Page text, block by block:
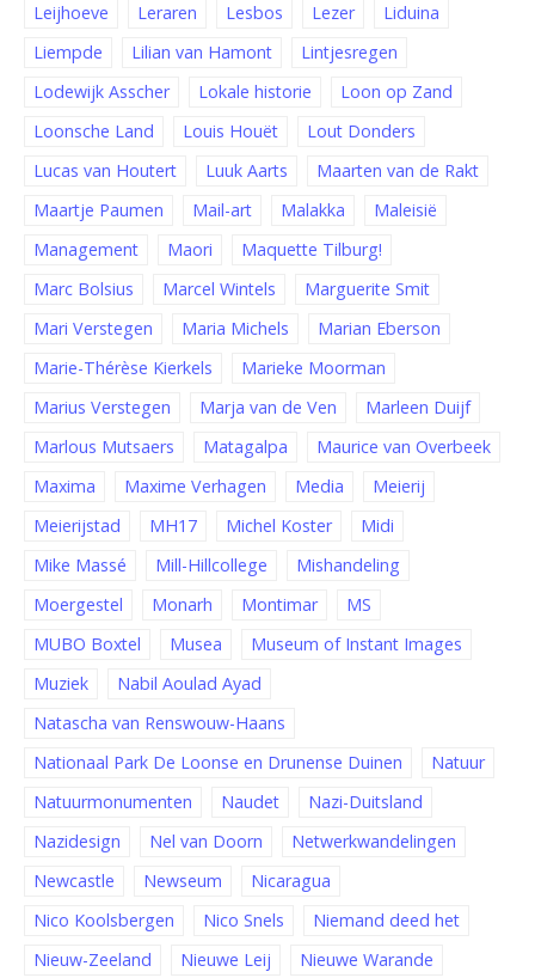
Leijhoeve
Leraren Lesbos Lezer
Liduina
Liempde
Lilian van Hamont
Lintjesregen
Lodewijk Asscher
Lokale historie
Loon op Zand
Loonsche Land
Louis Houët
Lout Donders
Lucas van Houtert
Luuk Aarts
Maarten van de Rakt
Maartje Paumen
Mail-art Malakka
Maleisië
Management
Maori
Maquette Tilburg!
Marc Bolsius
Marcel Wintels
Marguerite Smit
Mari Verstegen
Maria Michels
Marian Eberson
Marie-Thérèse Kierkels
Marieke Moorman
Marius Verstegen
Marja van de Ven
Marleen Duijf
Marlous Mutsaers
Matagalpa
Maurice van Overbeek
Maxima
Maxime Verhagen Media
Meierij
Meierijstad
MH17 Michel Koster
Midi
Mike Massé
Mill-Hillcollege
Mishandeling
Moergestel
Monarh Montimar
MS
MUBO Boxtel
Musea
Museum of Instant Images
Muziek
Nabil Aoulad Ayad
Natascha van Renswouw-Haans
Nationaal Park De Loonse en Drunense Duinen
Natuur
Natuurmonumenten
Naudet
Nazi-Duitsland
Nazidesign
Nel van Doorn
Netwerkwandelingen
Newcastle
Newseum
Nicaragua
Nico Koolsbergen
Nico Snels
Niemand deed het
Nieuw-Zeeland
Nieuwe Leij
Nieuwe Warande